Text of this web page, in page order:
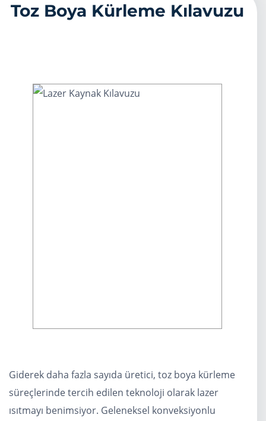
Toz Boya Kürleme Kılavuzu
Giderek daha fazla sayıda üretici, toz boya kürleme
süreçlerinde tercih edilen teknoloji olarak lazer
ısıtmayı benimsiyor. Geleneksel konveksiyonlu